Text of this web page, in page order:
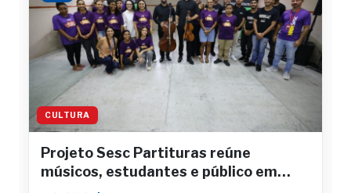
CULTURA
Projeto Sesc Partituras reúne
músicos, estudantes e público em